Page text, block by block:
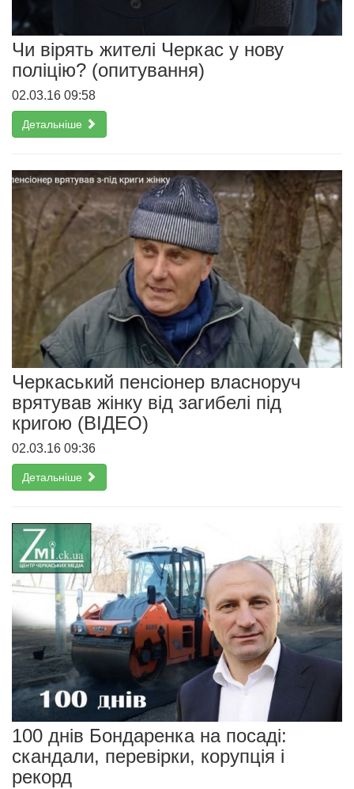
Чи вірять жителі Черкас у нову
поліцію? (опитування)
02.03.16 09:58
Детальніше
Черкаський пенсіонер власноруч
врятував жінку від загибелі під
кригою (ВІДЕО)
02.03.16 09:36
Детальніше
100 днів Бондаренка на посаді:
скандали, перевірки, корупція і
рекорд